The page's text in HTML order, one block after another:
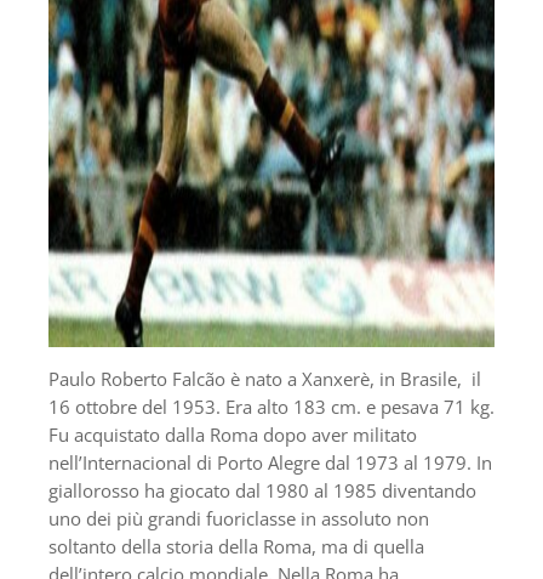
Paulo Roberto Falcão è nato a Xanxerè, in Brasile, il
16 ottobre del 1953. Era alto 183 cm. e pesava 71 kg.
Fu acquistato dalla Roma dopo aver militato
nell’Internacional di Porto Alegre dal 1973 al 1979. In
giallorosso ha giocato dal 1980 al 1985 diventando
uno dei più grandi fuoriclasse in assoluto non
soltanto della storia della Roma, ma di quella
dell’intero calcio mondiale. Nella Roma ha